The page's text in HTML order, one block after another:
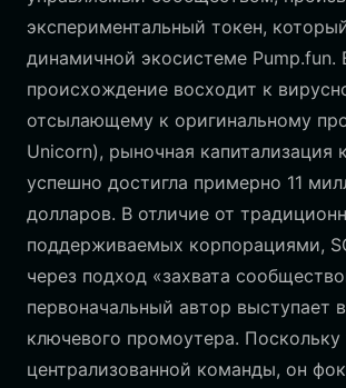
экспериментальный токен,
динамичной экосистеме Pump.fun.
происхождение восходит к
отсылающему к оригинальному
Unicorn), рыночная капитализация
успешно достигла примерно 11
долларов. В отличие от
поддерживаемых корпорациями,
через подход «захвата
первоначальный автор выступает
ключевого промоутера. Поскольку
централизованной команды, он